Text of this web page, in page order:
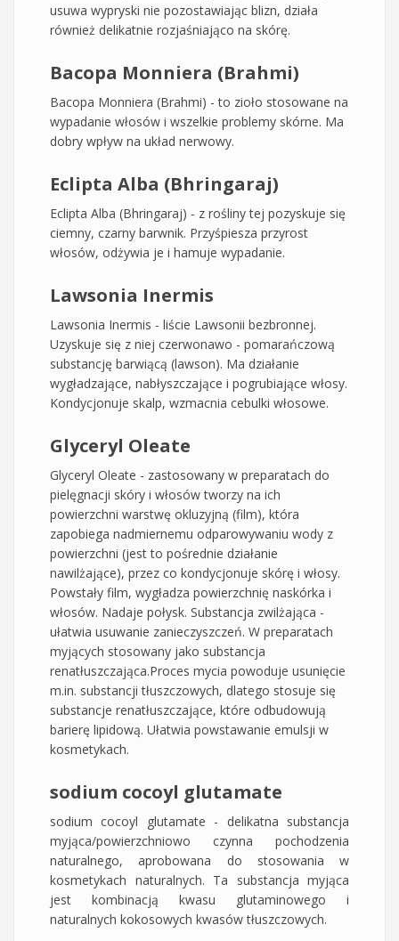
usuwa wypryski nie pozostawiając blizn, działa
również delikatnie rozjaśniająco na skórę.
Bacopa Monniera (Brahmi)
Bacopa Monniera (Brahmi) - to zioło stosowane na
wypadanie włosów i wszelkie problemy skórne. Ma
dobry wpływ na układ nerwowy.
Eclipta Alba (Bhringaraj)
Eclipta Alba (Bhringaraj) - z rośliny tej pozyskuje się
ciemny, czarny barwnik. Przyśpiesza przyrost
włosów, odżywia je i hamuje wypadanie.
Lawsonia Inermis
Lawsonia Inermis - liście Lawsonii bezbronnej.
Uzyskuje się z niej czerwonawo - pomarańczową
substancję barwiącą (lawson). Ma działanie
wygładzające, nabłyszczające i pogrubiające włosy.
Kondycjonuje skalp, wzmacnia cebulki włosowe.
Glyceryl Oleate
Glyceryl Oleate - zastosowany w preparatach do
pielęgnacji skóry i włosów tworzy na ich
powierzchni warstwę okluzyjną (film), która
zapobiega nadmiernemu odparowywaniu wody z
powierzchni (jest to pośrednie działanie
nawilżające), przez co kondycjonuje skórę i włosy.
Powstały film, wygładza powierzchnię naskórka i
włosów. Nadaje połysk. Substancja zwilżająca -
ułatwia usuwanie zanieczyszczeń. W preparatach
myjących stosowany jako substancja
renatłuszczająca.Proces mycia powoduje usunięcie
m.in. substancji tłuszczowych, dlatego stosuje się
substancje renatłuszczające, które odbudowują
barierę lipidową. Ułatwia powstawanie emulsji w
kosmetykach.
sodium cocoyl glutamate
sodium cocoyl glutamate - delikatna substancja
myjąca/powierzchniowo czynna pochodzenia
naturalnego, aprobowana do stosowania w
kosmetykach naturalnych. Ta substancja myjąca
jest kombinacją kwasu glutaminowego i
naturalnych kokosowych kwasów tłuszczowych.